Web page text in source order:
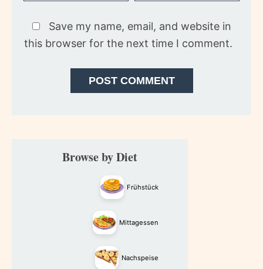
Save my name, email, and website in
this browser for the next time I comment.
Primary
SidebarBrowse by Diet
Frühstück
Mittagessen
Nachspeise